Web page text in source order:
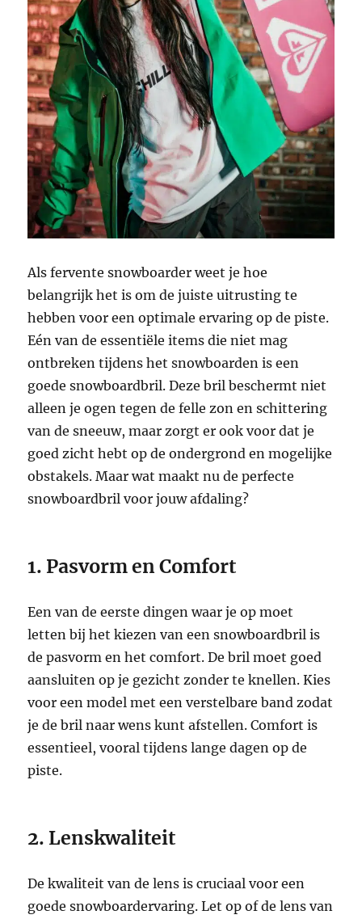
Als fervente snowboarder weet je hoe
belangrijk het is om de juiste uitrusting te
hebben voor een optimale ervaring op de piste.
Eén van de essentiële items die niet mag
ontbreken tijdens het snowboarden is een
goede snowboardbril. Deze bril beschermt niet
alleen je ogen tegen de felle zon en schittering
van de sneeuw, maar zorgt er ook voor dat je
goed zicht hebt op de ondergrond en mogelijke
obstakels. Maar wat maakt nu de perfecte
snowboardbril voor jouw afdaling?
1. Pasvorm en Comfort
Een van de eerste dingen waar je op moet
letten bij het kiezen van een snowboardbril is
de pasvorm en het comfort. De bril moet goed
aansluiten op je gezicht zonder te knellen. Kies
voor een model met een verstelbare band zodat
je de bril naar wens kunt afstellen. Comfort is
essentieel, vooral tijdens lange dagen op de
piste.
2. Lenskwaliteit
De kwaliteit van de lens is cruciaal voor een
goede snowboardervaring. Let op of de lens van